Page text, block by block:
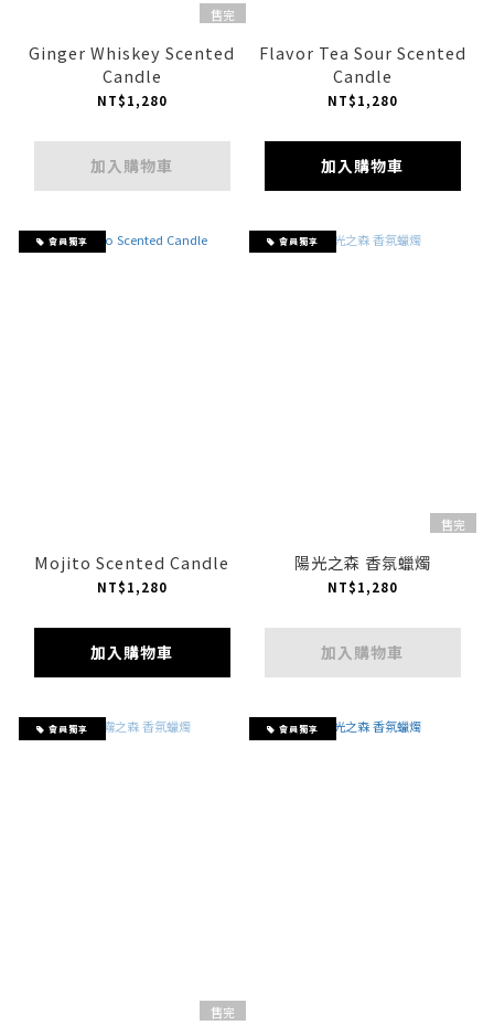
售完
Ginger Whiskey Scented
Candle
NT$1,280
加入購物車
Flavor Tea Sour Scented
Candle
NT$1,280
加入購物車
會員獨享
Mojito Scented Candle
NT$1,280
加入購物車
會員獨享
售完
陽光之森 香氛蠟燭
NT$1,280
加入購物車
會員獨享
售完
會員獨享